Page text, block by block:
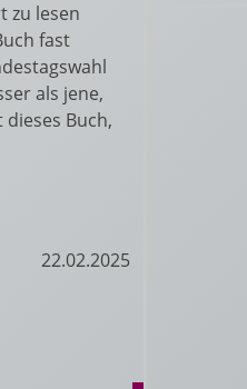
zu lesen
fast
als jene,
Buch,
22.02.2025